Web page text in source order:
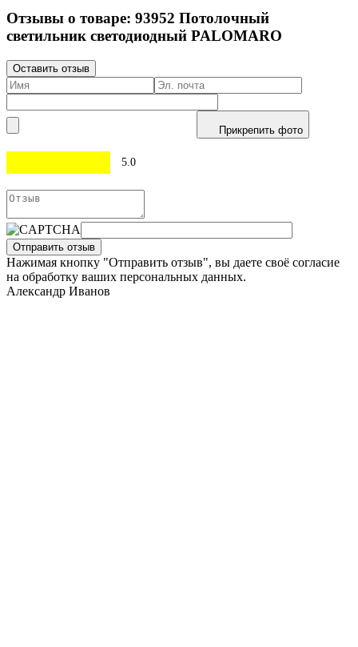
Отзывы о товаре: 93952 Потолочный
светильник светодиодный PALOMARO
Оставить отзыв
Прикрепить фото
5.0
Отправить отзыв
Нажимая кнопку "Отправить отзыв", вы даете своё согласие
на обработку ваших персональных данных.
Александр Иванов